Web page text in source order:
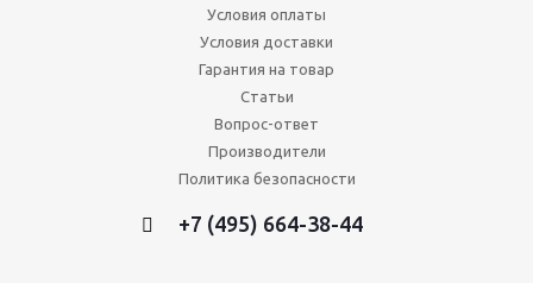
Условия оплаты
Условия доставки
Гарантия на товар
Статьи
Вопрос-ответ
Производители
Политика безопасности
+7 (495) 664-38-44